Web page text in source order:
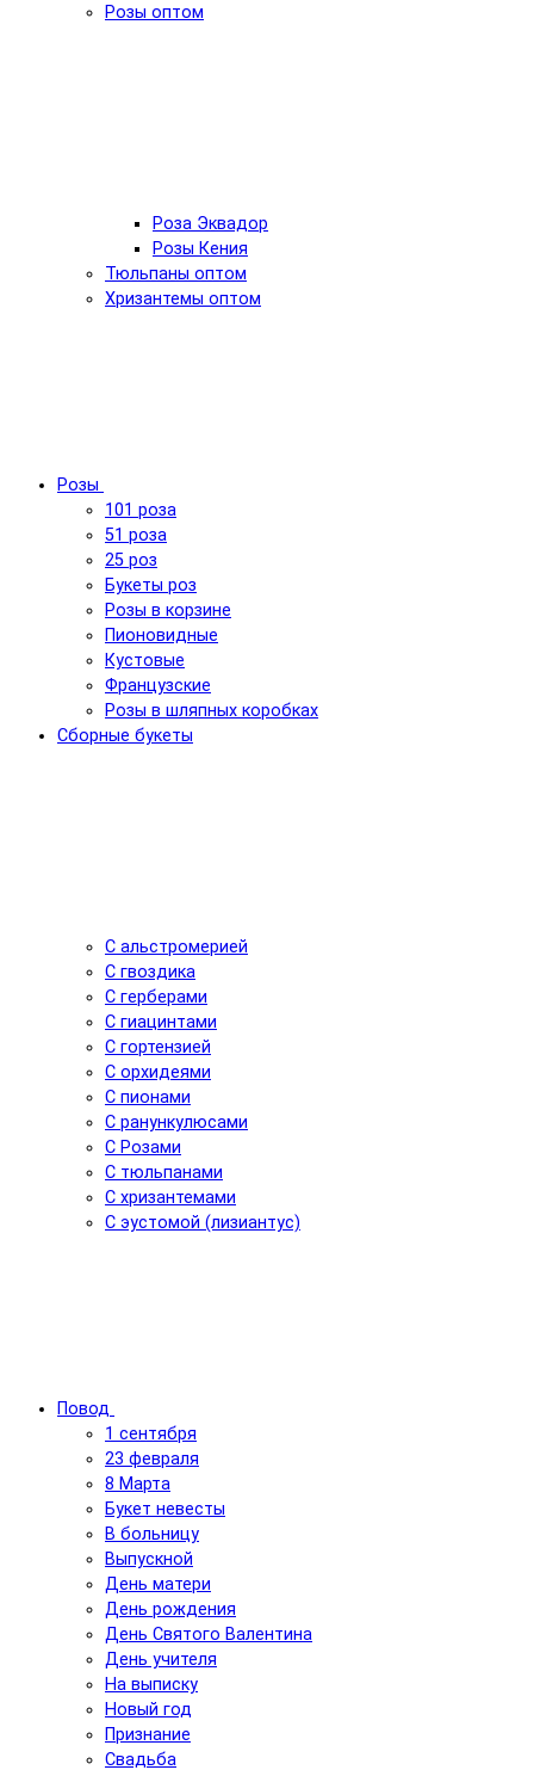
Розы оптом
Роза Эквадор
Розы Кения
Тюльпаны оптом
Хризантемы оптом
Розы
101 роза
51 роза
25 роз
Букеты роз
Розы в корзине
Пионовидные
Кустовые
Французские
Розы в шляпных коробках
Сборные букеты
С альстромерией
С гвоздика
С герберами
С гиацинтами
С гортензией
С орхидеями
С пионами
С ранункулюсами
С Розами
С тюльпанами
С хризантемами
С эустомой (лизиантус)
Повод
1 сентября
23 февраля
8 Марта
Букет невесты
В больницу
Выпускной
День матери
День рождения
День Святого Валентина
День учителя
На выписку
Новый год
Признание
Свадьба